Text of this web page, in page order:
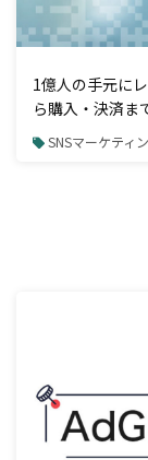
1億人の手元に
ら購入・決済ま
SNSマーケティ